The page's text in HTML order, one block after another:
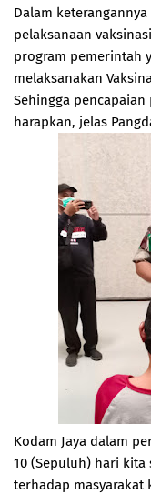
Dalam
pelaksanaan
program pemerintah
melaksanakan
Sehingga
harapkan, jelas
Kodam Jaya dalam
10 (Sepuluh) hari kita
terhadap masyarakat